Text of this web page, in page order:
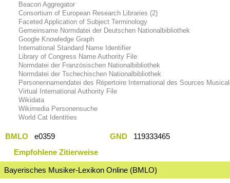
Beacon Aggregator
Consortium of European Research Libraries (2)
Faceted Application of Subject Terminology
Gemeinsame Normdatei der Deutschen Nationalbibliothek
Google Knowledge Graph
International Standard Name Identifier
Library of Congress Name Authority File
Normdatei der Französischen Nationalbibliothek
Normdatei der Tschechischen Nationalbibliothek
Personennamendatei des Répertoire International des Sources
Virtual International Authority File
Wikidata
Wikimedia Personensuche
World Cat Identities
BMLO e0359 GND
119333465
Empfohlene Zitierweise
Bayerisches Musiker-Lexikon Online (BMLO)